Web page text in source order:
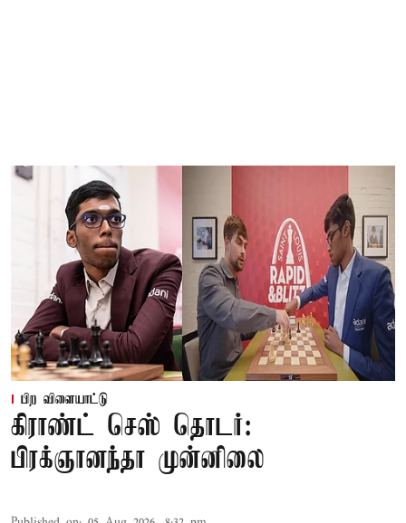
பிற விளையாட்டு
கிராண்ட் செஸ் தொடர்:
பிரக்ஞானந்தா முன்னிலை